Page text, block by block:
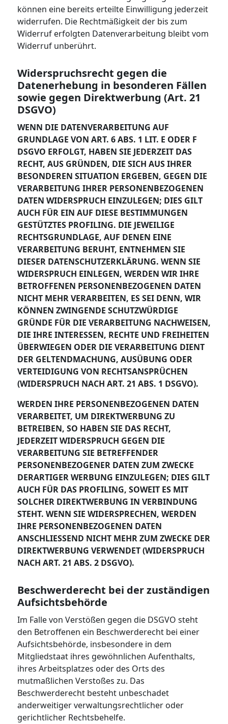
können eine bereits erteilte Einwilligung jederzeit
widerrufen. Die Rechtmäßigkeit der bis zum
Widerruf erfolgten Datenverarbeitung bleibt vom
Widerruf unberührt.
Widerspruchsrecht gegen die
Datenerhebung in besonderen Fällen
sowie gegen Direktwerbung (Art. 21
DSGVO)
WENN DIE DATENVERARBEITUNG AUF
GRUNDLAGE VON ART. 6 ABS. 1 LIT. E ODER F
DSGVO ERFOLGT, HABEN SIE JEDERZEIT DAS
RECHT, AUS GRÜNDEN, DIE SICH AUS IHRER
BESONDEREN SITUATION ERGEBEN, GEGEN DIE
VERARBEITUNG IHRER PERSONENBEZOGENEN
DATEN WIDERSPRUCH EINZULEGEN; DIES GILT
AUCH FÜR EIN AUF DIESE BESTIMMUNGEN
GESTÜTZTES PROFILING. DIE JEWEILIGE
RECHTSGRUNDLAGE, AUF DENEN EINE
VERARBEITUNG BERUHT, ENTNEHMEN SIE
DIESER DATENSCHUTZERKLÄRUNG. WENN SIE
WIDERSPRUCH EINLEGEN, WERDEN WIR IHRE
BETROFFENEN PERSONENBEZOGENEN DATEN
NICHT MEHR VERARBEITEN, ES SEI DENN, WIR
KÖNNEN ZWINGENDE SCHUTZWÜRDIGE
GRÜNDE FÜR DIE VERARBEITUNG NACHWEISEN,
DIE IHRE INTERESSEN, RECHTE UND FREIHEITEN
ÜBERWIEGEN ODER DIE VERARBEITUNG DIENT
DER GELTENDMACHUNG, AUSÜBUNG ODER
VERTEIDIGUNG VON RECHTSANSPRÜCHEN
(WIDERSPRUCH NACH ART. 21 ABS. 1 DSGVO).
WERDEN IHRE PERSONENBEZOGENEN DATEN
VERARBEITET, UM DIREKTWERBUNG ZU
BETREIBEN, SO HABEN SIE DAS RECHT,
JEDERZEIT WIDERSPRUCH GEGEN DIE
VERARBEITUNG SIE BETREFFENDER
PERSONENBEZOGENER DATEN ZUM ZWECKE
DERARTIGER WERBUNG EINZULEGEN; DIES GILT
AUCH FÜR DAS PROFILING, SOWEIT ES MIT
SOLCHER DIREKTWERBUNG IN VERBINDUNG
STEHT. WENN SIE WIDERSPRECHEN, WERDEN
IHRE PERSONENBEZOGENEN DATEN
ANSCHLIESSEND NICHT MEHR ZUM ZWECKE DER
DIREKTWERBUNG VERWENDET (WIDERSPRUCH
NACH ART. 21 ABS. 2 DSGVO).
Beschwerde­recht bei der zuständigen
Aufsichts­behörde
Im Falle von Verstößen gegen die DSGVO steht
den Betroffenen ein Beschwerderecht bei einer
Aufsichtsbehörde, insbesondere in dem
Mitgliedstaat ihres gewöhnlichen Aufenthalts,
ihres Arbeitsplatzes oder des Orts des
mutmaßlichen Verstoßes zu. Das
Beschwerderecht besteht unbeschadet
anderweitiger verwaltungsrechtlicher oder
gerichtlicher Rechtsbehelfe.